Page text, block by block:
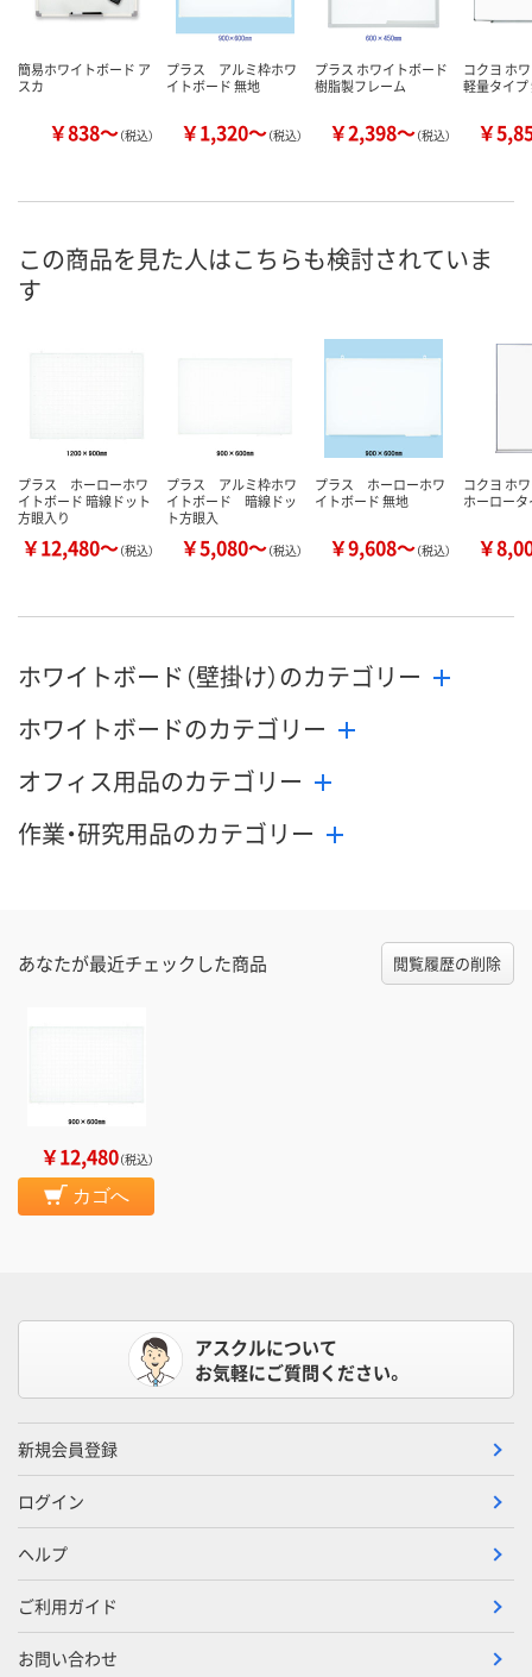
簡易ホワイトボード ア
スカ
￥838～（税込）
プラス アルミ枠ホワ
イトボード 無地
￥1,320～（税込）
プラス ホワイトボード
樹脂製フレーム
￥2,398～（税込）
コクヨ ホ
軽量タイプ
￥
この商品を見た人はこちらも検討されていま
す
プラス ホーローホワ
イトボード 暗線ドット
方眼入り
￥12,480～（税込）
プラス アルミ枠ホワ
イトボード 暗線ドッ
ト方眼入
￥5,080～（税込）
プラス ホーローホワ
イトボード 無地
￥9,608～（税込）
コクヨ ホ
ホーロー
￥
ホワイトボード（壁掛け）のカテゴリー
ホワイトボードのカテゴリー
オフィス用品のカテゴリー
作業・研究用品のカテゴリー
あなたが最近チェックした商品 閲覧履歴の削除
￥12,480（税込）
カゴへ
アスクルについて
お気軽にご質問ください。
新規会員登録
ログイン
ヘルプ
ご利用ガイド
お問い合わせ